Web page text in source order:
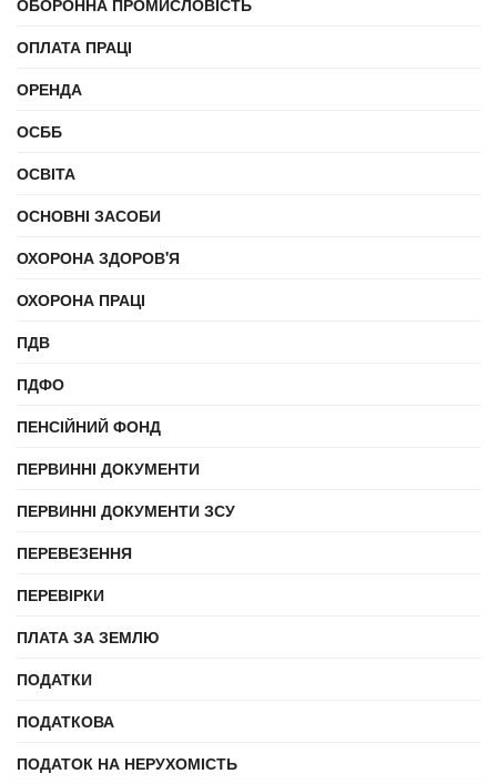
ОБОРОННА ПРОМИСЛОВІСТЬ
ОПЛАТА ПРАЦІ
ОРЕНДА
ОСББ
ОСВІТА
ОСНОВНІ ЗАСОБИ
ОХОРОНА ЗДОРОВ'Я
ОХОРОНА ПРАЦІ
ПДВ
ПДФО
ПЕНСІЙНИЙ ФОНД
ПЕРВИННІ ДОКУМЕНТИ
ПЕРВИННІ ДОКУМЕНТИ ЗСУ
ПЕРЕВЕЗЕННЯ
ПЕРЕВІРКИ
ПЛАТА ЗА ЗЕМЛЮ
ПОДАТКИ
ПОДАТКОВА
ПОДАТОК НА НЕРУХОМІСТЬ